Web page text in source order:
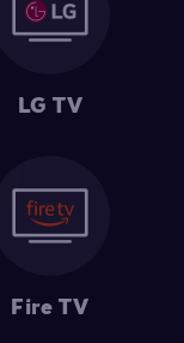
LG TV
Fire TV